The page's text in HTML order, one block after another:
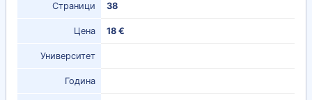
Страници 38
Цена 18 €
Университет
Година